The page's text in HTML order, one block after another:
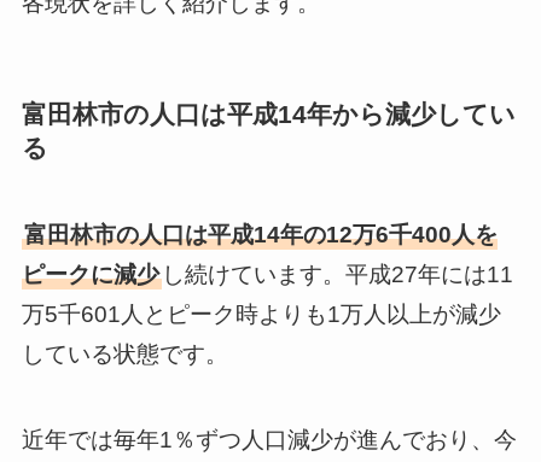
富田林市の人口は平成14年から減少してい
る
富田林市の人口は平成14年の12万6千400人を
ピークに減少し続けています。平成27年には11
万5千601人とピーク時よりも1万人以上が減少
している状態です。
近年では毎年1％ずつ人口減少が進んでおり、今